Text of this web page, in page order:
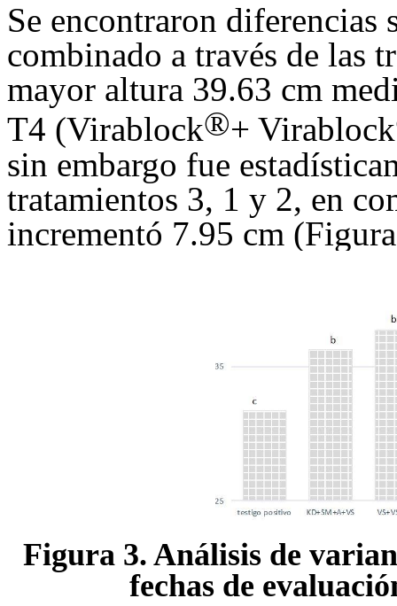
Se encontraron
combinado a través de las
mayor altura 39.63 cm
T4 (Virablock®+ Virablock
sin embargo fue
tratamientos 3, 1 y 2, en
incrementó 7.95 cm
Figura 3. Análisis de
fechas de